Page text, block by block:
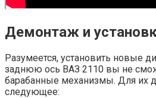
Демонтаж и
Разумеется, установить новые
заднюю ось ВАЗ 2110 вы не
барабанные механизмы. Для их
следующее: